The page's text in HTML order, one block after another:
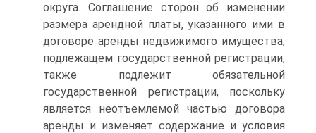
округа. Соглашение сторон об изменении
размера арендной платы, указанного ими в
договоре аренды недвижимого имущества,
подлежащем государственной регистрации,
также подлежит обязательной
государственной регистрации, поскольку
является неотъемлемой частью договора
аренды и изменяет содержание и условия